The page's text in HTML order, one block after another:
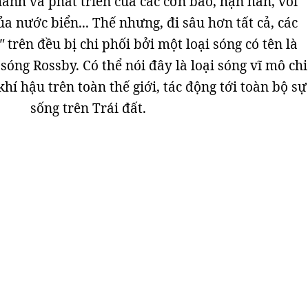
nước biển... Thế nhưng, đi sâu hơn tất cả, các
trên đều bị chi phối bởi một loại sóng có tên là
Rossby. Có thể nói đây là loại sóng vĩ mô chi
hậu trên toàn thế giới, tác động tới toàn bộ sự
sống trên Trái đất.